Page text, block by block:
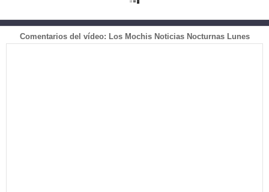
Comentarios del vídeo: Los Mochis Noticias Nocturnas Lunes